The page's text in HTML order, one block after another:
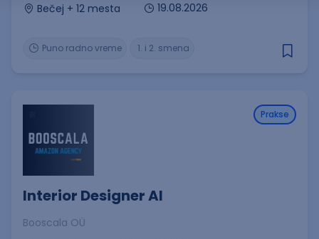
Bečej + 12 mesta
19.08.2026
1. i 2. smena
Puno radno vreme
Prakse
Interior Designer AI
Booscala OÜ